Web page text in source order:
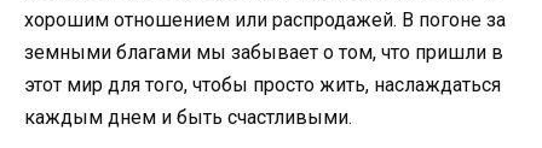
хорошим отношением или распродажей. В погоне за
земными благами мы забывает о том, что пришли в
этот мир для того, чтобы просто жить, наслаждаться
каждым днем и быть счастливыми.